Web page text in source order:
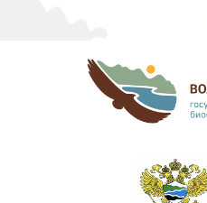
основному
содержанию